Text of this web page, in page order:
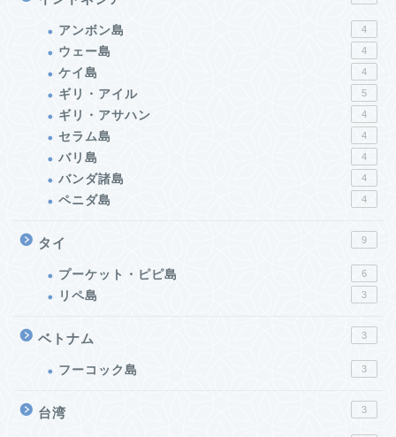
アンボン島 4
ウェー島 4
ケイ島 4
ギリ・アイル 5
ギリ・アサハン 4
セラム島 4
バリ島 4
バンダ諸島 4
ペニダ島 4
タイ 9
プーケット・ピピ島 6
リペ島 3
ベトナム 3
フーコック島 3
台湾 3